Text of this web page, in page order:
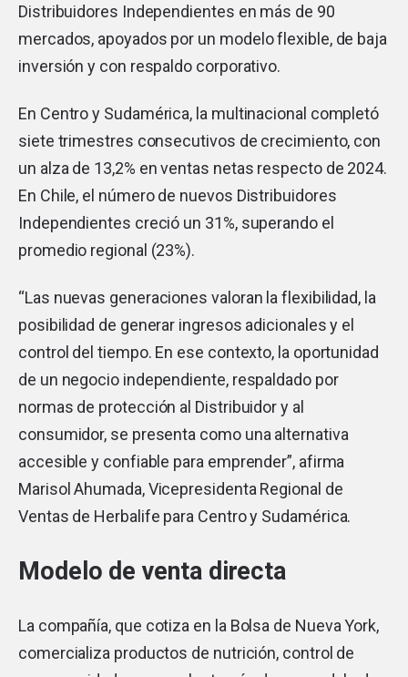
Distribuidores Independientes en más de 90
mercados, apoyados por un modelo flexible, de baja
inversión y con respaldo corporativo.
En Centro y Sudamérica, la multinacional completó
siete trimestres consecutivos de crecimiento, con
un alza de 13,2% en ventas netas respecto de 2024.
En Chile, el número de nuevos Distribuidores
Independientes creció un 31%, superando el
promedio regional (23%).
“Las nuevas generaciones valoran la flexibilidad, la
posibilidad de generar ingresos adicionales y el
control del tiempo. En ese contexto, la oportunidad
de un negocio independiente, respaldado por
normas de protección al Distribuidor y al
consumidor, se presenta como una alternativa
accesible y confiable para emprender”, afirma
Marisol Ahumada, Vicepresidenta Regional de
Ventas de Herbalife para Centro y Sudamérica.
Modelo de venta directa
La compañía, que cotiza en la Bolsa de Nueva York,
comercializa productos de nutrición, control de